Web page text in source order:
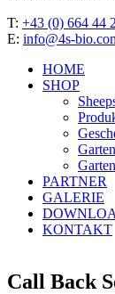
T: +43 (0) 664 44
E: info@4s-
HOME
SHOP
PARTNER
GALERIE
KONTAKT
Call Back